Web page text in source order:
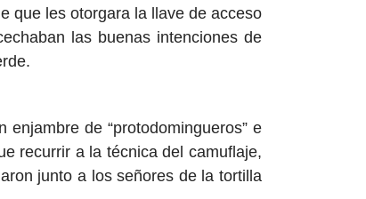
que les otorgara la llave de acceso
las buenas intenciones de
de “protodomingueros” e
recurrir a la técnica del camuflaje,
junto a los señores de la tortilla